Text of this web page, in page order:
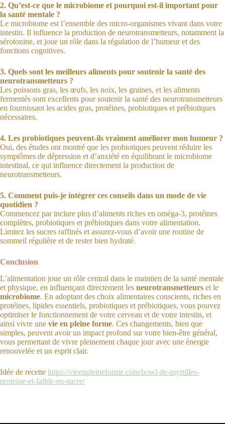
2. Qu’est-ce que le microbiome et pourquoi est-il important pour
la santé mentale ?
Le microbiome est l’ensemble des micro-organismes vivant dans votre
intestin. Il influence la production de neurotransmetteurs, notamment la
sérotonine, et joue un rôle dans la régulation de l’humeur et des
fonctions cognitives.
3. Quels sont les meilleurs aliments pour soutenir la santé des
neurotransmetteurs ?
Les poissons gras, les œufs, les noix, les graines, et les aliments
fermentés sont excellents pour soutenir la santé des neurotransmetteurs
en fournissant les acides gras, protéines, probiotiques et prébiotiques
nécessaires.
4. Les probiotiques peuvent-ils vraiment améliorer mon humeur ?
Oui, des études ont montré que les probiotiques peuvent réduire les
symptômes de dépression et d’anxiété en équilibrant le microbiome
intestinal, ce qui influence directement la production de
neurotransmetteurs.
5. Comment puis-je intégrer ces conseils dans un mode de vie
quotidien ?
Commencez par inclure plus d’aliments riches en oméga-3, protéines
complètes, probiotiques et prébiotiques dans votre alimentation.
Limitez les sucres raffinés et assurez-vous d’avoir une routine de
sommeil régulière et de rester bien hydraté.
Conclusion
L’alimentation joue un rôle central dans le maintien de la santé mentale
et physique, en influençant directement les neurotransmetteurs et le
microbiome. En adoptant des choix alimentaires conscients, riches en
protéines, lipides essentiels, probiotiques et prébiotiques, vous pouvez
optimiser le fonctionnement de votre cerveau et de votre intestin, et
ainsi vivre une vie en pleine forme. Ces changements, bien que
simples, peuvent avoir un impact profond sur votre bien-être général,
vous permettant de vivre pleinement chaque jour avec une énergie
renouvelée et un esprit clair.
Idée de recette https://vieenpleineforme.com/bowl-de-myrtilles-
proteine-et-faible-en-sucre/